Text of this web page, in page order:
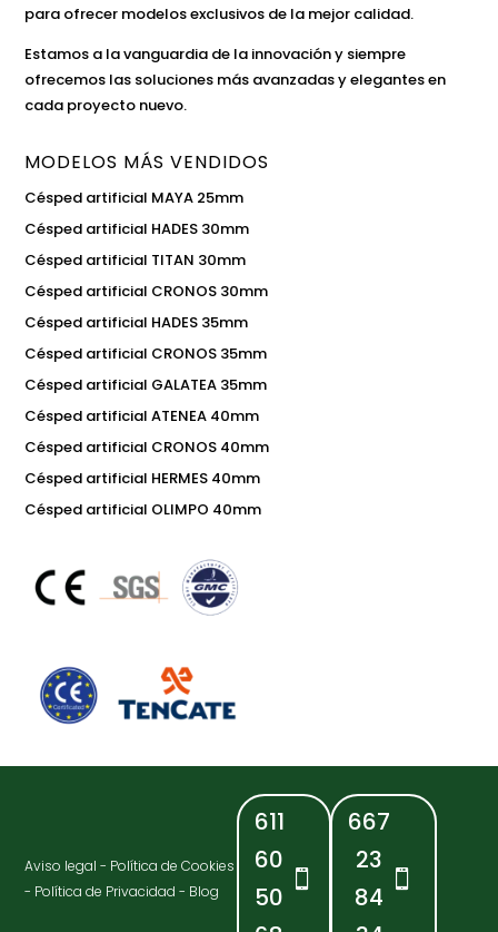
para ofrecer modelos exclusivos de la mejor calidad.
Estamos a la vanguardia de la innovación y siempre
ofrecemos las soluciones más avanzadas y elegantes en
cada proyecto nuevo.
MODELOS MÁS VENDIDOS
Césped artificial MAYA 25mm
Césped artificial HADES 30mm
Césped artificial TITAN 30mm
Césped artificial CRONOS 30mm
Césped artificial HADES 35mm
Césped artificial CRONOS 35mm
Césped artificial GALATEA 35mm
Césped artificial ATENEA 40mm
Césped artificial CRONOS 40mm
Césped artificial HERMES 40mm
Césped artificial OLIMPO 40mm
Aviso legal - Política de Cookies
- Política de Privacidad - Blog
611
60
50
667
23
84